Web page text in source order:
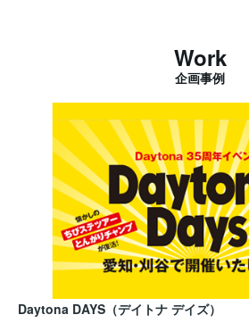
Work
企画事例
Daytona DAYS（デイトナ デイズ）